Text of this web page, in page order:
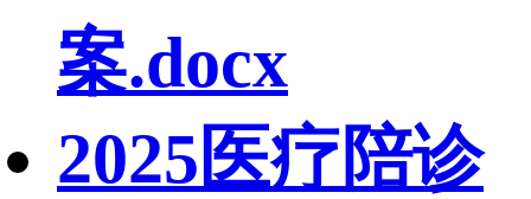
案.docx
2025医疗陪诊